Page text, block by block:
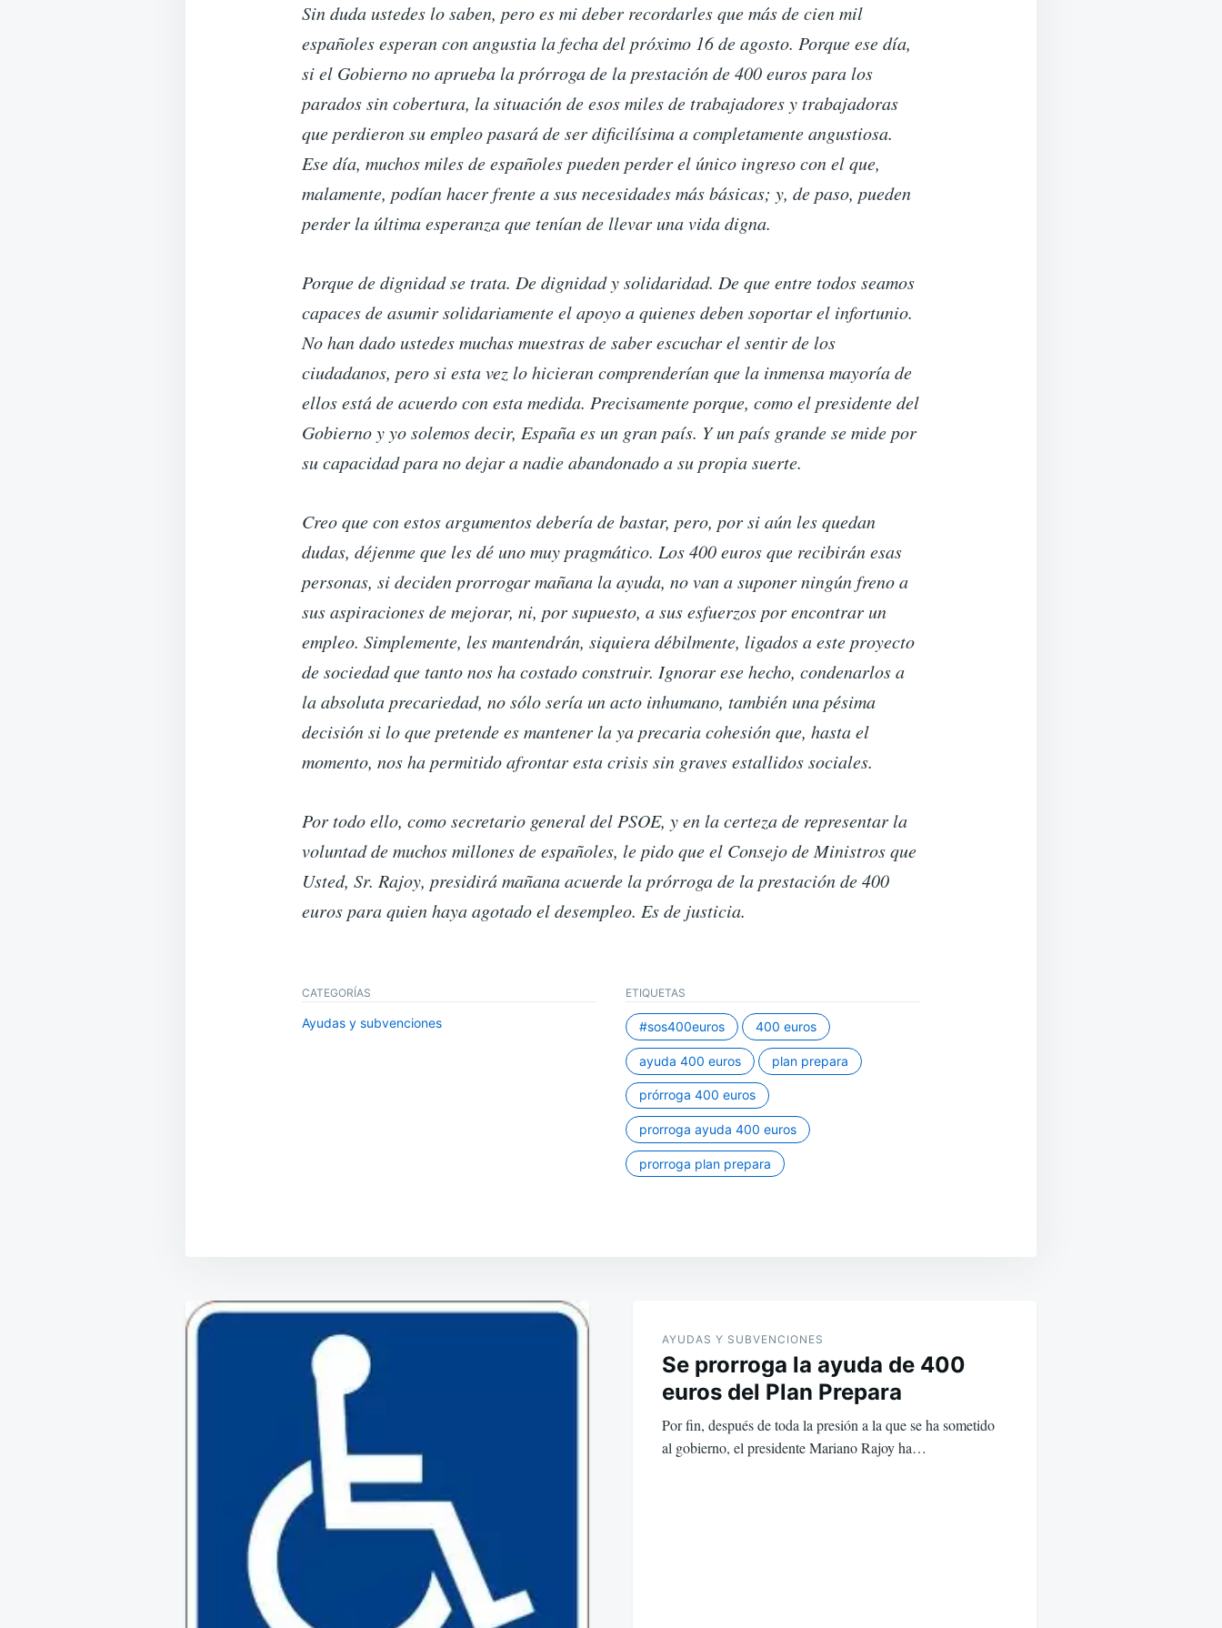
Sin duda ustedes lo saben, pero es mi deber recordarles que más de cien mil
españoles esperan con angustia la fecha del próximo 16 de agosto. Porque ese día,
si el Gobierno no aprueba la prórroga de la prestación de 400 euros para los
parados sin cobertura, la situación de esos miles de trabajadores y trabajadoras
que perdieron su empleo pasará de ser dificilísima a completamente angustiosa.
Ese día, muchos miles de españoles pueden perder el único ingreso con el que,
malamente, podían hacer frente a sus necesidades más básicas; y, de paso, pueden
perder la última esperanza que tenían de llevar una vida digna.
Porque de dignidad se trata. De dignidad y solidaridad. De que entre todos seamos
capaces de asumir solidariamente el apoyo a quienes deben soportar el infortunio.
No han dado ustedes muchas muestras de saber escuchar el sentir de los
ciudadanos, pero si esta vez lo hicieran comprenderían que la inmensa mayoría de
ellos está de acuerdo con esta medida. Precisamente porque, como el presidente del
Gobierno y yo solemos decir, España es un gran país. Y un país grande se mide por
su capacidad para no dejar a nadie abandonado a su propia suerte.
Creo que con estos argumentos debería de bastar, pero, por si aún les quedan
dudas, déjenme que les dé uno muy pragmático. Los 400 euros que recibirán esas
personas, si deciden prorrogar mañana la ayuda, no van a suponer ningún freno a
sus aspiraciones de mejorar, ni, por supuesto, a sus esfuerzos por encontrar un
empleo. Simplemente, les mantendrán, siquiera débilmente, ligados a este proyecto
de sociedad que tanto nos ha costado construir. Ignorar ese hecho, condenarlos a
la absoluta precariedad, no sólo sería un acto inhumano, también una pésima
decisión si lo que pretende es mantener la ya precaria cohesión que, hasta el
momento, nos ha permitido afrontar esta crisis sin graves estallidos sociales.
Por todo ello, como secretario general del PSOE, y en la certeza de representar la
voluntad de muchos millones de españoles, le pido que el Consejo de Ministros que
Usted, Sr. Rajoy, presidirá mañana acuerde la prórroga de la prestación de 400
euros para quien haya agotado el desempleo. Es de justicia.
CATEGORÍAS
Ayudas y subvenciones
ETIQUETAS
#sos400euros 400 euros
ayuda 400 euros plan prepara
prórroga 400 euros
prorroga ayuda 400 euros
prorroga plan prepara
Navegación
de
entradas
AYUDAS Y SUBVENCIONES
Se prorroga la ayuda de 400
euros del Plan Prepara
Por fin, después de toda la presión a la que se ha sometido
al gobierno, el presidente Mariano Rajoy ha…